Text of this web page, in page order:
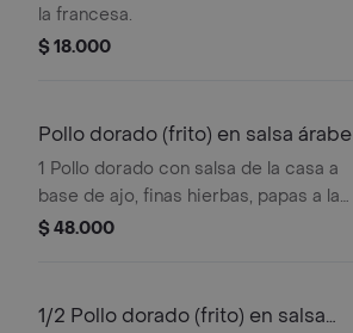
la francesa.
$ 18.000
Pollo dorado (frito) en salsa árabe
1 Pollo dorado con salsa de la casa a
base de ajo, finas hierbas, papas a la
francesa y yuca.
$ 48.000
1/2 Pollo dorado (frito) en salsa